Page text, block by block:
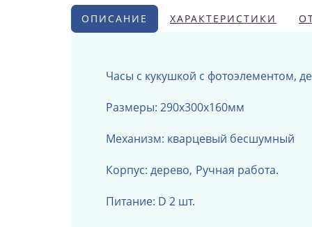
ОПИСАНИЕ ХАРАКТЕРИСТИКИ
Часы с кукушкой с фотоэлементом,
Размеры: 290х300х160мм
Механизм: кварцевый бесшумный
Корпус: дерево, Ручная работа.
Питание: D 2 шт.